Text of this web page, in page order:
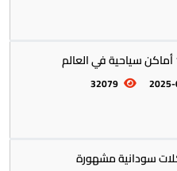
32079
سودانية مشهورة